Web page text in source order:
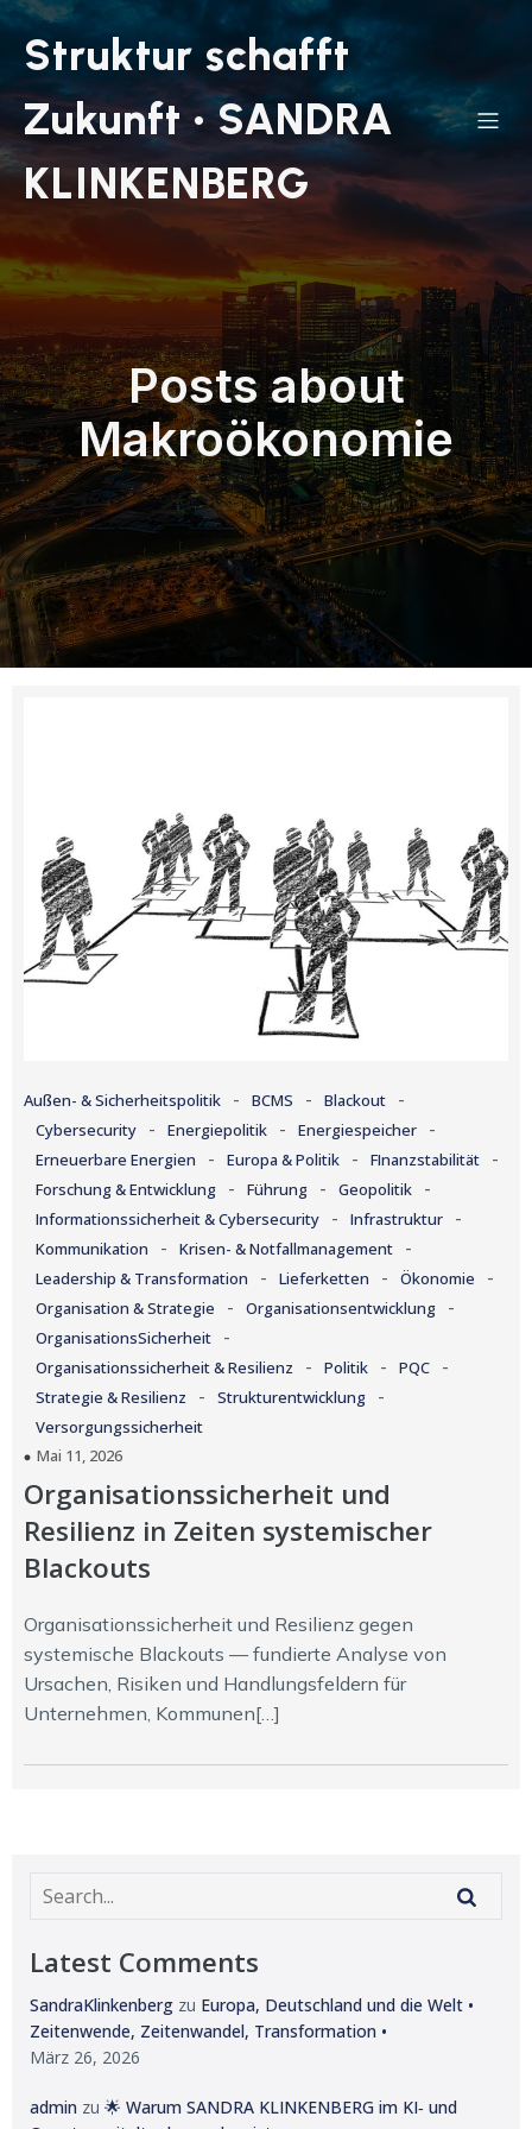
Struktur schafft
Zukunft • SANDRA
KLINKENBERG
Posts about
Makroökonomie
Außen- & Sicherheitspolitik - BCMS - Blackout -
Cybersecurity - Energiepolitik - Energiespeicher -
Erneuerbare Energien - Europa & Politik - FInanzstabilität -
Forschung & Entwicklung - Führung - Geopolitik -
Informationssicherheit & Cybersecurity - Infrastruktur -
Kommunikation - Krisen- & Notfallmanagement -
Leadership & Transformation - Lieferketten - Ökonomie -
Organisation & Strategie - Organisationsentwicklung -
OrganisationsSicherheit -
Organisationssicherheit & Resilienz - Politik - PQC -
Strategie & Resilienz - Strukturentwicklung -
Versorgungssicherheit
Mai 11, 2026
Organisationssicherheit und
Resilienz in Zeiten systemischer
Blackouts
Organisationssicherheit und Resilienz gegen
systemische Blackouts — fundierte Analyse von
Ursachen, Risiken und Handlungsfeldern für
Unternehmen, Kommunen[…]
Latest Comments
SandraKlinkenberg zu Europa, Deutschland und die Welt •
Zeitenwende, Zeitenwandel, Transformation •
März 26, 2026
admin zu 🌟 Warum SANDRA KLINKENBERG im KI‑ und